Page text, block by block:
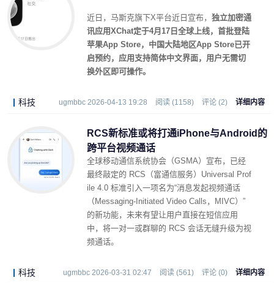
近日，马斯克旗下X平台近日宣布， 独立加密通
讯应用XChat定于4月17日全球上线，首批登陆
苹果App Store，中国大陆地区App Store已开
启预约，应用支持简体中文界面，用户无需切
换外区即可操作。
科技 ugmbbc 2026-04-13 19:28 阅读 (1158) 评论 (2) 详细内容
RCS新标准或将打通iPhone与Android的
跨平台视频通话
全球移动通信系统协会（GSMA）宣布，已经
最终敲定的 RCS（富通信服务）Universal Prof
ile 4.0 标准引入一项名为“消息发起视频通话
（Messaging‑Initiated Video Calls，MIVC）”
的新功能，未来有望让用户直接在短信应用
中，将一对一或群聊的 RCS 会话无缝升级为视
频通话。
科技 ugmbbc 2026-03-31 02:47 阅读 (561) 评论 (0) 详细内容